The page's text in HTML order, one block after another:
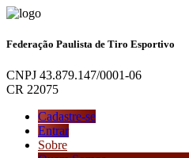
Federação Paulista de Tiro Esportivo
CNPJ 43.879.147/0001-06
CR 22075
Cadastre-se
Entrar
Sobre